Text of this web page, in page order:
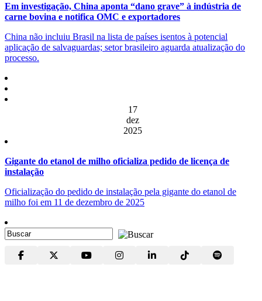
Em investigação, China aponta “dano grave” à indústria de
carne bovina e notifica OMC e exportadores
China não incluiu Brasil na lista de países isentos à potencial
aplicação de salvaguardas; setor brasileiro aguarda atualização do
processo.
17
dez
2025
Gigante do etanol de milho oficializa pedido de licença de
instalação
Oficialização do pedido de instalação pela gigante do etanol de
milho foi em 11 de dezembro de 2025